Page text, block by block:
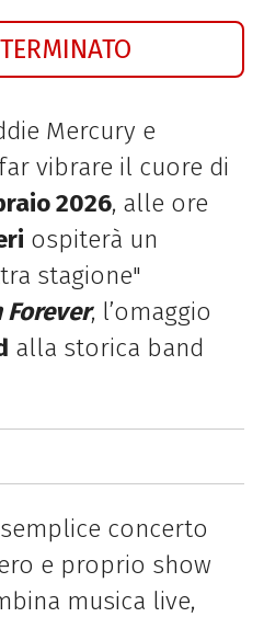
Mercury e
vibrare il cuore di
2026, alle ore
ospiterà un
stagione"
Forever, l’omaggio
alla storica band
concerto
e proprio show
musica live,